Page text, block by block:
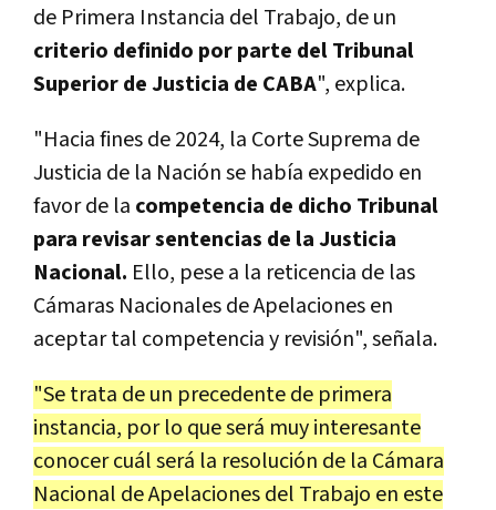
de Primera Instancia del Trabajo, de un
criterio definido por parte del Tribunal
Superior de Justicia de CABA", explica.
"Hacia fines de 2024, la Corte Suprema de
Justicia de la Nación se había expedido en
favor de la competencia de dicho Tribunal
para revisar sentencias de la Justicia
Nacional. Ello, pese a la reticencia de las
Cámaras Nacionales de Apelaciones en
aceptar tal competencia y revisión", señala.
"Se trata de un precedente de primera
instancia, por lo que será muy interesante
conocer cuál será la resolución de la Cámara
Nacional de Apelaciones del Trabajo en este